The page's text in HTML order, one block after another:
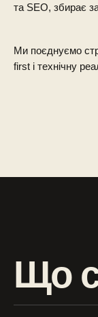
та SEO, збирає
Ми поєднуємо
first і технічну
Що